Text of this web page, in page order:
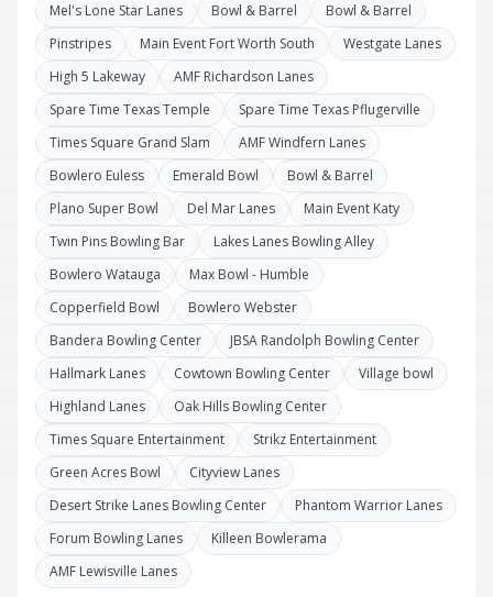
Mel's Lone Star Lanes
Bowl & Barrel
Bowl & Barrel
Pinstripes
Main Event Fort Worth South
Westgate Lanes
High 5 Lakeway
AMF Richardson Lanes
Spare Time Texas Temple
Spare Time Texas Pflugerville
Times Square Grand Slam
AMF Windfern Lanes
Bowlero Euless
Emerald Bowl
Bowl & Barrel
Plano Super Bowl
Del Mar Lanes
Main Event Katy
Twin Pins Bowling Bar
Lakes Lanes Bowling Alley
Bowlero Watauga
Max Bowl - Humble
Copperfield Bowl
Bowlero Webster
Bandera Bowling Center
JBSA Randolph Bowling Center
Hallmark Lanes
Cowtown Bowling Center
Village bowl
Highland Lanes
Oak Hills Bowling Center
Times Square Entertainment
Strikz Entertainment
Green Acres Bowl
Cityview Lanes
Desert Strike Lanes Bowling Center
Phantom Warrior Lanes
Forum Bowling Lanes
Killeen Bowlerama
AMF Lewisville Lanes